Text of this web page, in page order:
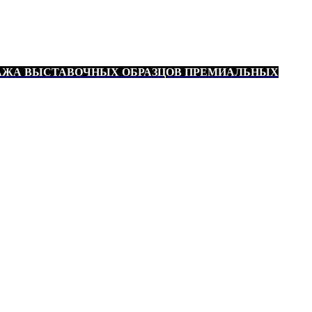
ВЫСТАВОЧНЫХ ОБРАЗЦОВ ПРЕМИАЛЬНЫХ